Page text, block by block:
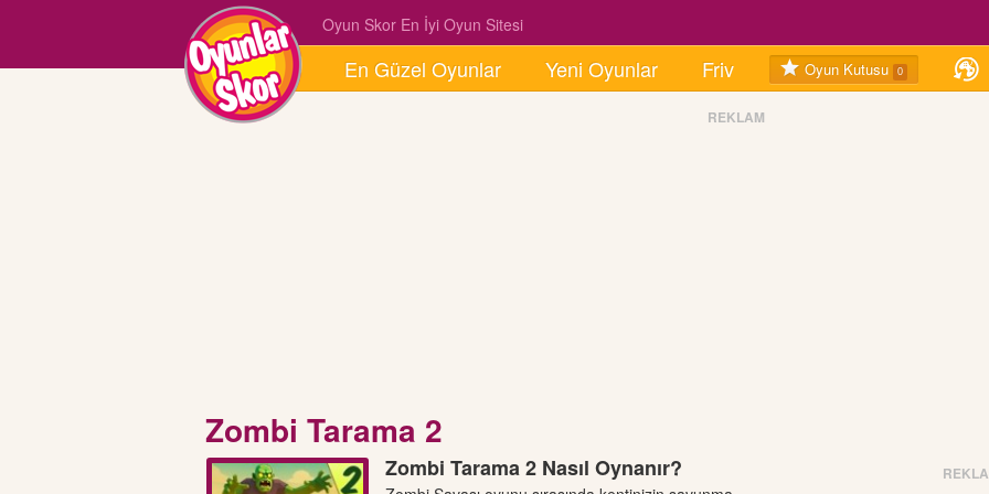
En Güzel Oyunlar Yeni Oyunlar Friv Oyun Kutusu 0
Oyun Skor En İyi Oyun Sitesi
REKLAM
Zombi Tarama 2
Zombi Tarama 2 Nasıl Oynanır?